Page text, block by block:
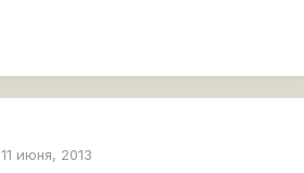
11 июня, 2013